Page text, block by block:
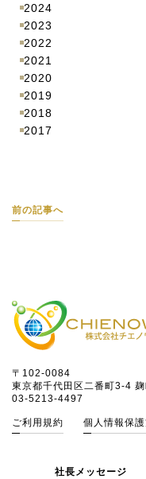
2024
2023
2022
2021
2020
2019
2018
2017
前の記事へ
〒102-0084
東京都千代田区二番町3-4
03-5213-4497
ご利用規約 個人情報保
社長メッセージ